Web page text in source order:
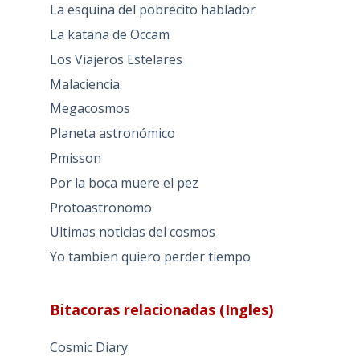
La esquina del pobrecito hablador
La katana de Occam
Los Viajeros Estelares
Malaciencia
Megacosmos
Planeta astronómico
Pmisson
Por la boca muere el pez
Protoastronomo
Ultimas noticias del cosmos
Yo tambien quiero perder tiempo
Bitacoras relacionadas (Ingles)
Cosmic Diary